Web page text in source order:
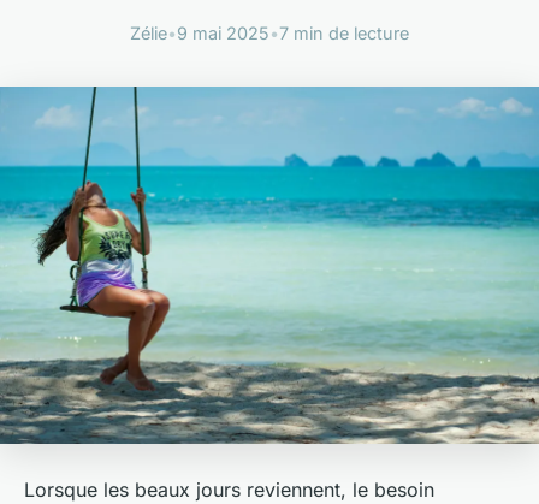
Zélie•9 mai 2025•7 min de lecture
Lorsque les beaux jours reviennent, le besoin